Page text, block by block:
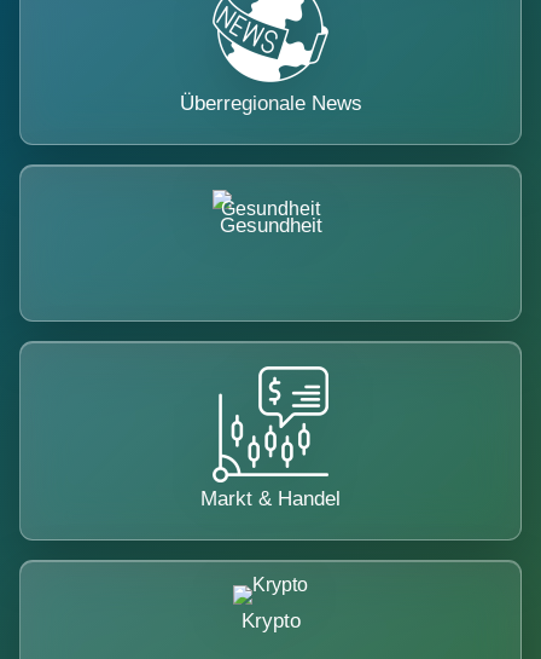
Überregionale News
Gesundheit
Markt & Handel
Krypto